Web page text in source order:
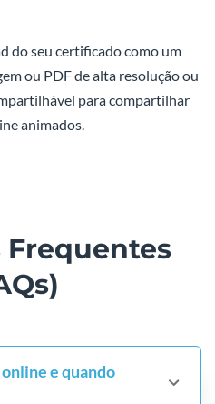
do seu certificado como um
ou PDF de alta resolução ou
para compartilhar
animados.
e quando